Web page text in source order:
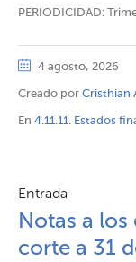
PERIODICIDAD:
4 agosto, 2026
Creado por Cristhian
En 4.11.11. Estados
Entrada
Notas a
corte a 31